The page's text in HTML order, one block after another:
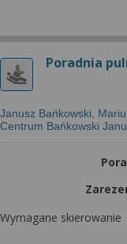
Poradnia
Janusz Bańkowski, Mariusz Pisiewicz -
Centrum Bańkowski
Wymagane skierowanie